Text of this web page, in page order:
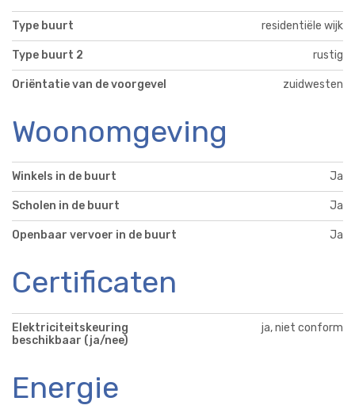
Type buurt residentiële wijk
Type buurt 2 rustig
Oriëntatie van de voorgevel zuidwesten
Woonomgeving
Winkels in de buurt Ja
Scholen in de buurt Ja
Openbaar vervoer in de buurt Ja
Certificaten
Elektriciteitskeuring
beschikbaar (ja/nee)
ja, niet conform
Energie